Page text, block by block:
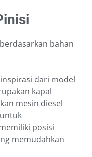
bahan
dari model
kapal
mesin diesel
posisi
memudahkan